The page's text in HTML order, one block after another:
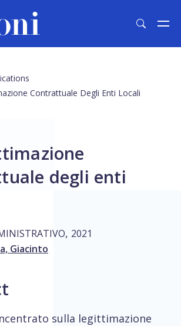
Contrattuale Degli Enti Locali
degli enti
, 2021
Giacinto
sulla legittimazione